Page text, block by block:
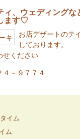
ィ、ウェディングな
ます♡
お店デザートのテ
しております。
せください
４－９７７４
イム
ム